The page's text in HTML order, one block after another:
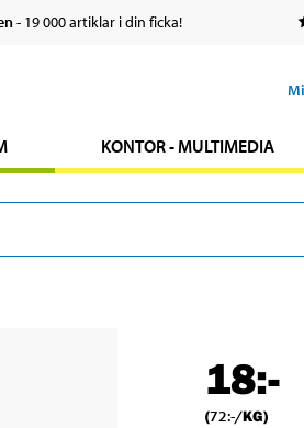
- 19 000 artiklar i din ficka!
KONTOR - MULTIMEDIA
18:-
(72:-/KG)